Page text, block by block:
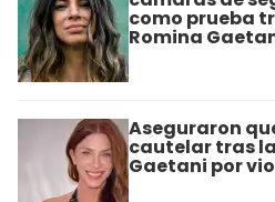
como prueba
Romina
Aseguraron
cautelar tras
Gaetani por